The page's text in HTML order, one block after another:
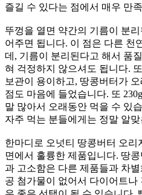
즐길 수 있다는 점에서 매우 만
뚜껑을 열면 약간의 기름이 분
어주면 됩니다. 이 점은 다른 천
데, 기름이 분리된다고 해서 품
혀 걱정하지 않으셔도 됩니다.
보관이 용이하고, 땅콩버터가
점도 마음에 들었습니다. 또
말 많아서 오래동안 먹을 수 있
자주 먹는 분들에게는 정말 알
한마디로 오넛티 땅콩버터 오리
면에서 훌륭한 제품입니다. 땅
과 고소함은 다른 제품들과 차
공 첨가물이 없어서 다이어트나